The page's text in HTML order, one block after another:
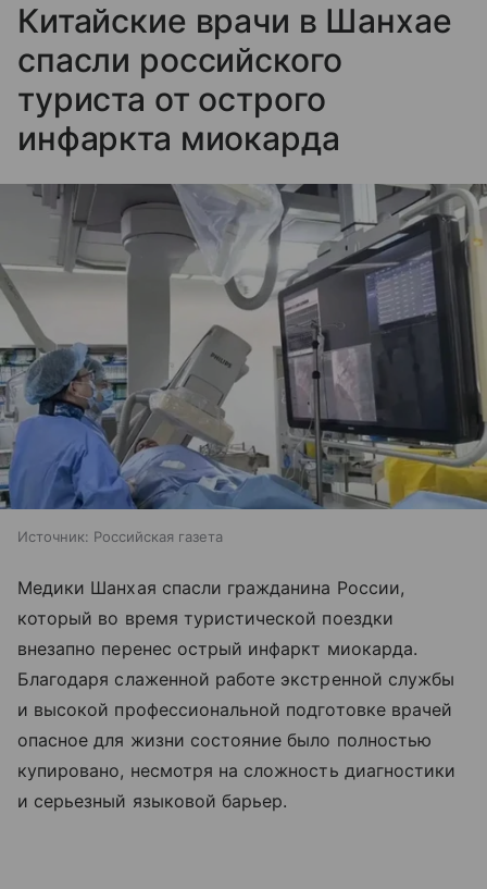
Китайские врачи в Шанхае
спасли российского
туриста от острого
инфаркта миокарда
Источник: Российская газета
Медики Шанхая спасли гражданина России,
который во время туристической поездки
внезапно перенес острый инфаркт миокарда.
Благодаря слаженной работе экстренной службы
и высокой профессиональной подготовке врачей
опасное для жизни состояние было полностью
купировано, несмотря на сложность диагностики
и серьезный языковой барьер.